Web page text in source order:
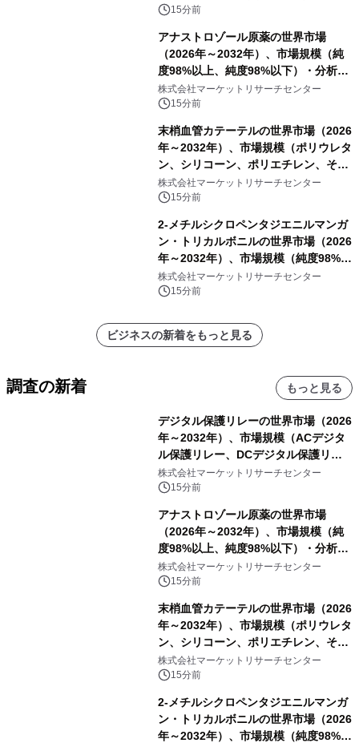
15分前
アナストロゾール原薬の世界市場
（2026年～2032年）、市場規模（純
度98%以上、純度98%以下）・分析レ
ポートを発表
株式会社マーケットリサーチセンター
15分前
末梢血管カテーテルの世界市場（2026
年～2032年）、市場規模（ポリウレタ
ン、シリコーン、ポリエチレン、その
他）・分析レポートを発表
株式会社マーケットリサーチセンター
15分前
2-メチルシクロペンタジエニルマンガ
ン・トリカルボニルの世界市場（2026
年～2032年）、市場規模（純度98%以
上、純度60%以上）・分析レポートを
発表
株式会社マーケットリサーチセンター
15分前
ビジネスの新着をもっと見る
調査の新着 もっと見る
デジタル保護リレーの世界市場（2026
年～2032年）、市場規模（ACデジタ
ル保護リレー、DCデジタル保護リレ
ー）・分析レポートを発表
株式会社マーケットリサーチセンター
15分前
アナストロゾール原薬の世界市場
（2026年～2032年）、市場規模（純
度98%以上、純度98%以下）・分析レ
ポートを発表
株式会社マーケットリサーチセンター
15分前
末梢血管カテーテルの世界市場（2026
年～2032年）、市場規模（ポリウレタ
ン、シリコーン、ポリエチレン、その
他）・分析レポートを発表
株式会社マーケットリサーチセンター
15分前
2-メチルシクロペンタジエニルマンガ
ン・トリカルボニルの世界市場（2026
年～2032年）、市場規模（純度98%以